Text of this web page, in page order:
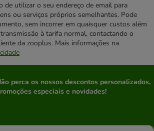
utilizar o seu endereço de email para
ou serviços próprios semelhantes. Pode
sem incorrer em quaisquer custos além
à tarifa normal, contactando o
da zooplus. Mais informações na
perca os nossos descontos personalizados,
especiais e novidades!